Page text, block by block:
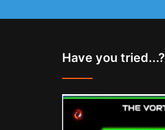
Have you tried...?